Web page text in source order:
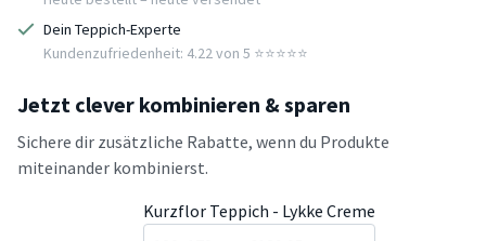
Dein Teppich-Experte
Kundenzufriedenheit: 4.22 von 5 ⭐️⭐️⭐️⭐️⭐️
Jetzt clever kombinieren & sparen
Sichere dir zusätzliche Rabatte, wenn du Produkte
miteinander kombinierst.
Kurzflor Teppich - Lykke Creme